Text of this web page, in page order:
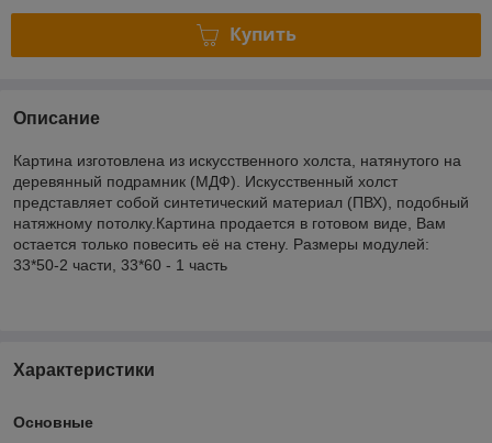
Купить
Описание
Картина изготовлена из искусственного холста, натянутого на
деревянный подрамник (МДФ). Искусственный холст
представляет собой синтетический материал (ПВХ), подобный
натяжному потолку.Картина продается в готовом виде, Вам
остается только повесить её на стену. Размеры модулей:
33*50-2 части, 33*60 - 1 часть
Характеристики
Основные